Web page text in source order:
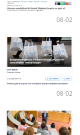
08-02
08-02